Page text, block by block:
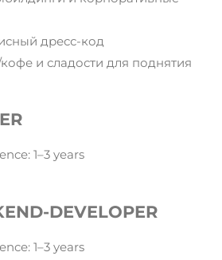
дресс-код
и сладости для поднятия
1–3 years
DEVELOPER
1–3 years